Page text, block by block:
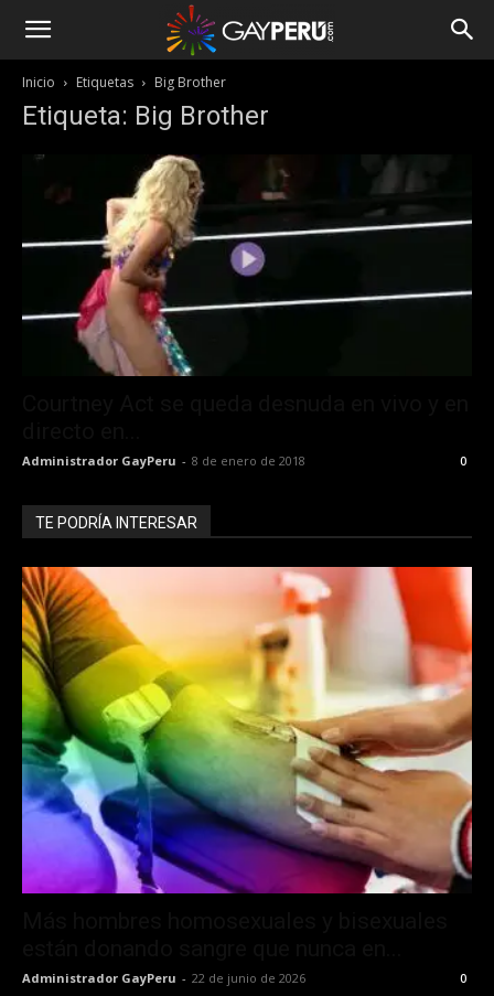
Inicio Etiquetas Big Brother
Etiqueta: Big Brother
Administrador GayPeru - 8 de enero de 2018 0
TE PODRÍA INTERESAR
Administrador GayPeru - 22 de junio de 2026 0